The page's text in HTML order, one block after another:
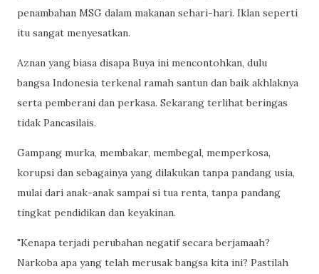
penambahan MSG dalam makanan sehari-hari. Iklan seperti
itu sangat menyesatkan.
Aznan yang biasa disapa Buya ini mencontohkan, dulu
bangsa Indonesia terkenal ramah santun dan baik akhlaknya
serta pemberani dan perkasa. Sekarang terlihat beringas
tidak Pancasilais.
Gampang murka, membakar, membegal, memperkosa,
korupsi dan sebagainya yang dilakukan tanpa pandang usia,
mulai dari anak-anak sampai si tua renta, tanpa pandang
tingkat pendidikan dan keyakinan.
"Kenapa terjadi perubahan negatif secara berjamaah?
Narkoba apa yang telah merusak bangsa kita ini? Pastilah